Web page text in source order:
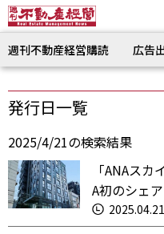
週刊不動産経営購読 広告
発行日一覧
2025/4/21の検索結果
「ANAス
A初のシェ